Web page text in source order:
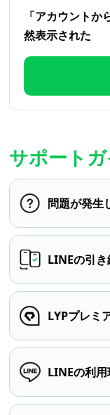
「アカウント
然表示された
サポート
問題が発生
LINEの引き
LYPプレミ
LINEの利用